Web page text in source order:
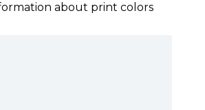
about print colors